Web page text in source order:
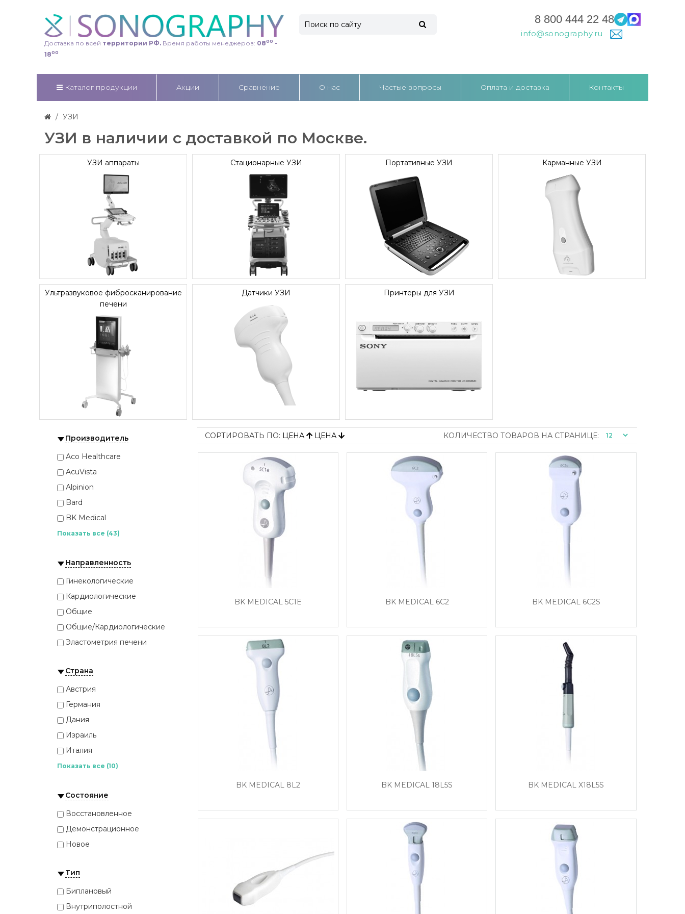
Доставка по всей территории РФ. Время работы менеджеров: 0800 -
1800
8 800 444 22 48
info@sonography.ru
Каталог продукции Акции Cравнение О нас Частые вопросы Оплата и доставка Контакты
УЗИ
УЗИ в наличии с доставкой по Москве.
УЗИ аппараты Стационарные УЗИ Портативные УЗИ Карманные УЗИ
Ультразвуковое фибросканирование
печени
Датчики УЗИ Принтеры для УЗИ
Производитель
Aco Healthcare
AcuVista
Alpinion
Bard
BK Medical
Butterfly
Chison
Clarius Mobile Health
DIAR
Echosens
ECM
EDAN
Evoray
eZono
Focus Fusion
Fujifilm
Fujifilm (Hitachi)
GE
Healcerion
Medistim
Meta Biomed
Mindray
Philips
Samsung Medison
Показать все (43)
Направленность
Гинекологические
Кардиологические
Общие
Общие/Кардиологические
Эластометрия печени
Страна
Австрия
Германия
Дания
Израиль
Италия
Канада
Корея
Нидерланды
Норвегия
Россия
Франция
Южная Корея
Япония
Показать все (10)
Состояние
Восстановленное
Демонстрационное
Новое
Тип
Биплановый
Внутриполостной
СОРТИРОВАТЬ ПО: ЦЕНА ЦЕНА КОЛИЧЕСТВО ТОВАРОВ НА СТРАНИЦЕ:
BK MEDICAL 5C1E BK MEDICAL 6C2 BK MEDICAL 6C2S
BK MEDICAL 8L2 BK MEDICAL 18L5S BK MEDICAL X18L5S